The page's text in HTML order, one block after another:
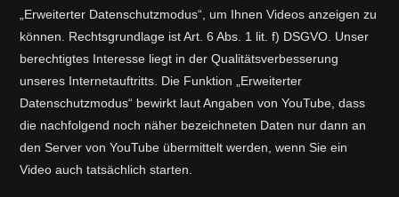
„Erweiterter Datenschutzmodus“, um Ihnen Videos anzeigen zu
können. Rechtsgrundlage ist Art. 6 Abs. 1 lit. f) DSGVO. Unser
berechtigtes Interesse liegt in der Qualitätsverbesserung
unseres Internetauftritts. Die Funktion „Erweiterter
Datenschutzmodus“ bewirkt laut Angaben von YouTube, dass
die nachfolgend noch näher bezeichneten Daten nur dann an
den Server von YouTube übermittelt werden, wenn Sie ein
Video auch tatsächlich starten.